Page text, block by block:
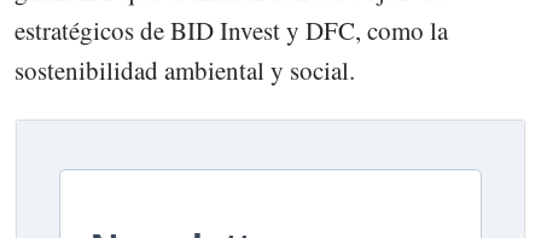
estratégicos de BID Invest y DFC, como la
sostenibilidad ambiental y social.